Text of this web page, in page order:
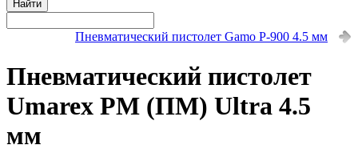
Найти
Пневматический пистолет Gamo P-900 4.5 мм
Пневматический пистолет
Umarex PM (ПМ) Ultra 4.5
мм